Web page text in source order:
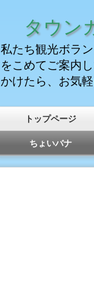
タウン
私たち観光ボラ
をこめてご案内
かけたら、お気
トップページ
ちょいバナ